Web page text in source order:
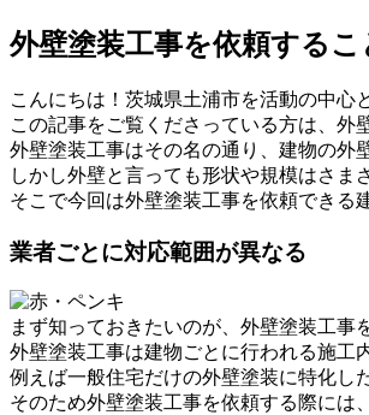
外壁塗装工事を依頼する
こんにちは！茨城県土浦市を活動の中心
この記事をご覧くださっている方は、外
外壁塗装工事はその名の通り、建物の外
しかし外壁と言っても形状や規模はさま
そこで今回は外壁塗装工事を依頼できる
業者ごとに対応範囲が異なる
まず知っておきたいのが、外壁塗装工事
外壁塗装工事は建物ごとに行われる施工
例えば一般住宅だけの外壁塗装に特化し
そのため外壁塗装工事を依頼する際には